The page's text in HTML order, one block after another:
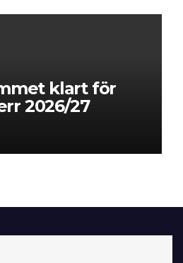
klart för
2026/27